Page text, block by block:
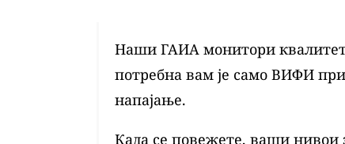
Наши ГАИА монитори
потребна вам је само ВИФИ
напајање.
Када се повежете, ваши нивои